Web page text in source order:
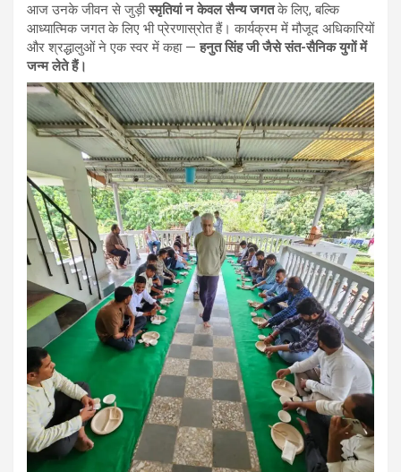
आज उनके जीवन से जुड़ीस्मृतियां न केवल सैन्य जगतके लिए, बल्कि
आध्यात्मिक जगत के लिए भी प्रेरणास्रोत हैं। कार्यक्रम में मौजूद अधिकारियों
और श्रद्धालुओं ने एक स्वर में कहा —हनुत सिंह जी जैसे संत-सैनिक युगों में
जन्म लेते हैं।